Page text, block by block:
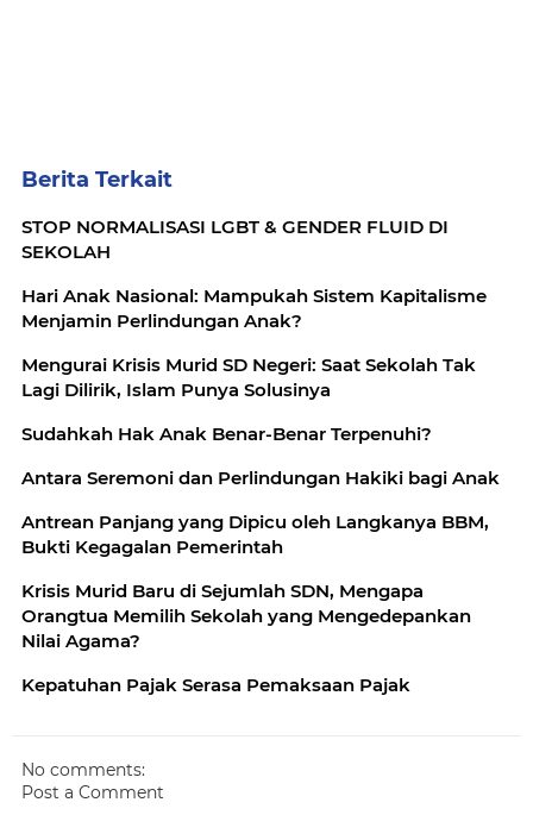
Berita Terkait
STOP NORMALISASI LGBT & GENDER FLUID DI
SEKOLAH
Hari Anak Nasional: Mampukah Sistem Kapitalisme
Menjamin Perlindungan Anak?
Mengurai Krisis Murid SD Negeri: Saat Sekolah Tak
Lagi Dilirik, Islam Punya Solusinya
Sudahkah Hak Anak Benar-Benar Terpenuhi?
Antara Seremoni dan Perlindungan Hakiki bagi Anak
Antrean Panjang yang Dipicu oleh Langkanya BBM,
Bukti Kegagalan Pemerintah
Krisis Murid Baru di Sejumlah SDN, Mengapa
Orangtua Memilih Sekolah yang Mengedepankan
Nilai Agama?
Kepatuhan Pajak Serasa Pemaksaan Pajak
No comments:
Post a Comment